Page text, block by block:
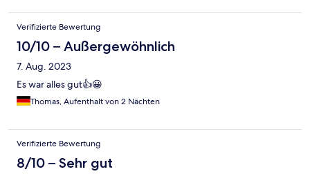
Verifizierte Bewertung
10/10 – Außergewöhnlich
7. Aug. 2023
Es war alles gut👍😀
Thomas, Aufenthalt von 2 Nächten
Verifizierte Bewertung
8/10 – Sehr gut